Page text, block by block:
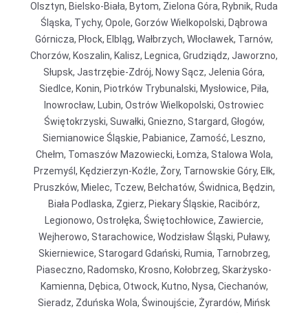
Olsztyn, Bielsko-Biała, Bytom, Zielona Góra, Rybnik, Ruda
Śląska, Tychy, Opole, Gorzów Wielkopolski, Dąbrowa
Górnicza, Płock, Elbląg, Wałbrzych, Włocławek, Tarnów,
Chorzów, Koszalin, Kalisz, Legnica, Grudziądz, Jaworzno,
Słupsk, Jastrzębie-Zdrój, Nowy Sącz, Jelenia Góra,
Siedlce, Konin, Piotrków Trybunalski, Mysłowice, Piła,
Inowrocław, Lubin, Ostrów Wielkopolski, Ostrowiec
Świętokrzyski, Suwałki, Gniezno, Stargard, Głogów,
Siemianowice Śląskie, Pabianice, Zamość, Leszno,
Chełm, Tomaszów Mazowiecki, Łomża, Stalowa Wola,
Przemyśl, Kędzierzyn-Koźle, Żory, Tarnowskie Góry, Ełk,
Pruszków, Mielec, Tczew, Bełchatów, Świdnica, Będzin,
Biała Podlaska, Zgierz, Piekary Śląskie, Racibórz,
Legionowo, Ostrołęka, Świętochłowice, Zawiercie,
Wejherowo, Starachowice, Wodzisław Śląski, Puławy,
Skierniewice, Starogard Gdański, Rumia, Tarnobrzeg,
Piaseczno, Radomsko, Krosno, Kołobrzeg, Skarżysko-
Kamienna, Dębica, Otwock, Kutno, Nysa, Ciechanów,
Sieradz, Zduńska Wola, Świnoujście, Żyrardów, Mińsk